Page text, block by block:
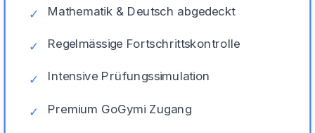
✓ Mathematik & Deutsch abgedeckt
✓ Regelmässige Fortschrittskontrolle
✓ Intensive Prüfungssimulation
✓ Premium GoGymi Zugang